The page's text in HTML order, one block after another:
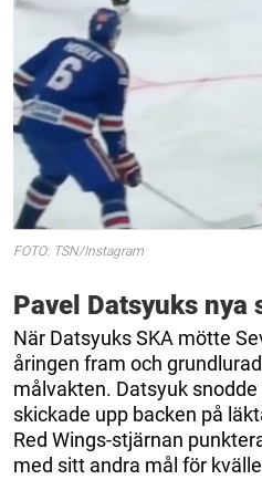
FOTO: TSN/Instagram
Pavel Datsyuks nya
När Datsyuks SKA mötte
åringen fram och
målvakten. Datsyuk
skickade upp backen på
Red Wings-stjärnan
med sitt andra mål för